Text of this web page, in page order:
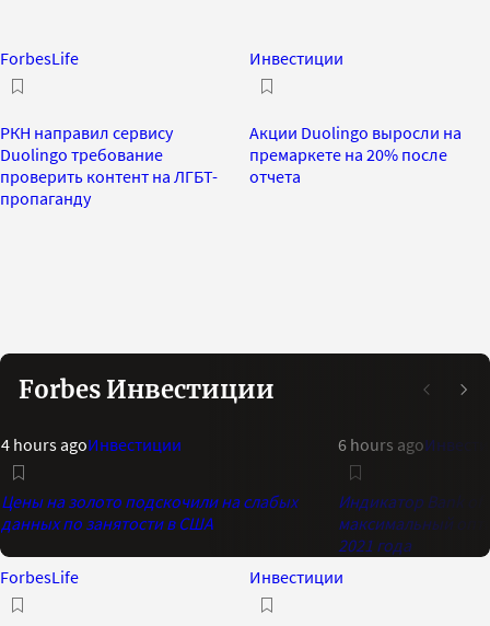
ForbesLife
РКН направил сервису
Duolingo требование
проверить контент на ЛГБТ-
пропаганду
Инвестиции
Акции Duolingo выросли на
премаркете на 20% после
отчета
Forbes Инвестиции
4 hours agoИнвестиции
Цены на золото подскочили на слабых
данных по занятости в США
6 hours ago
Индикатор Bank of
максимальный
2021 года
ForbesLife
Инвестиции